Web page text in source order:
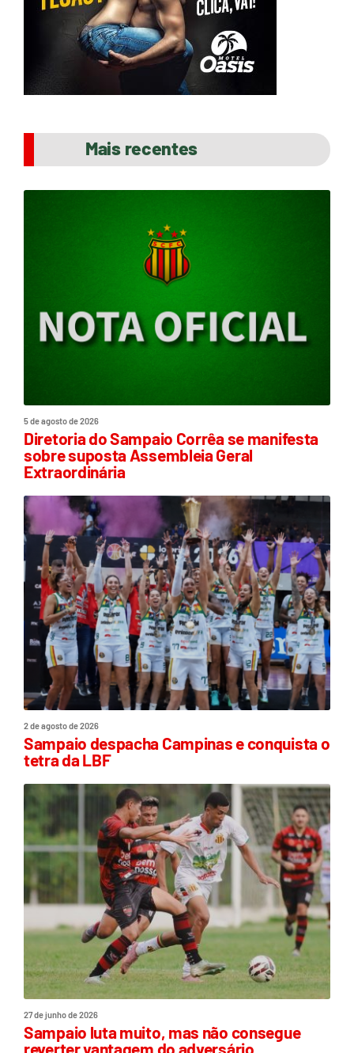
Mais recentes
5 de agosto de 2026
Diretoria do Sampaio Corrêa se manifesta
sobre suposta Assembleia Geral
Extraordinária
2 de agosto de 2026
Sampaio despacha Campinas e conquista o
tetra da LBF
27 de junho de 2026
Sampaio luta muito, mas não consegue
reverter vantagem do adversário